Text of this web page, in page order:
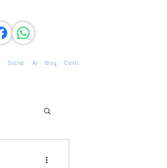
Social AI Blog Contact